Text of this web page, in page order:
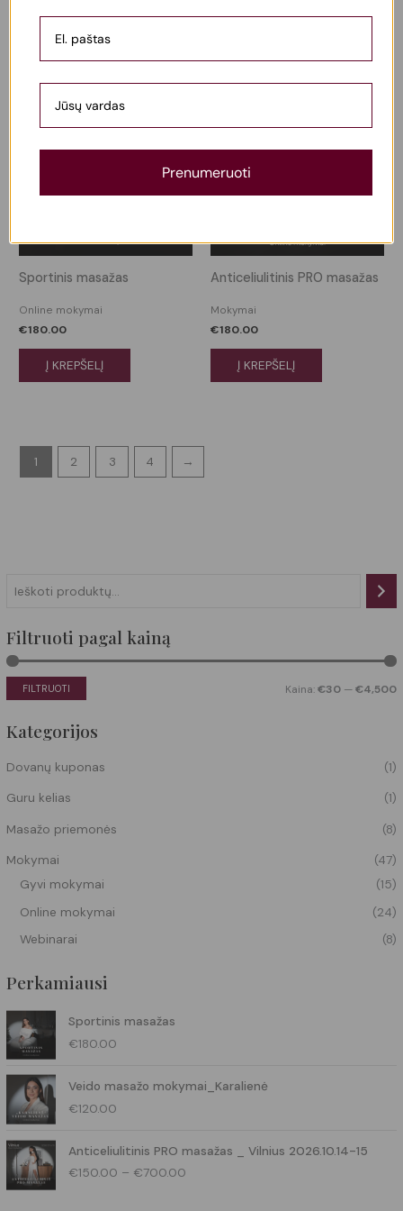
Filtruoti pagal kainą
FILTRUOTI Kaina:€30—€4,500
Kategorijos
Dovanų kuponas
(1)
Guru kelias
(1)
Masažo priemonės
(8)
Mokymai
(47)
Gyvi mokymai
(15)
Online mokymai
(24)
Webinarai
(8)
Perkamiausi
Sportinis masažas
€180.00
Veido masažo mokymai_Karalienė
€120.00
Anticeliulitinis PRO masažas _ Vilnius 2026.10.14-15
€150.00 – €700.00
r
i
Į KREPŠELĮ
Sportinis masažas
Online mokymai
€180.00
Į KREPŠELĮ
Anticeliulitinis PRO masažas
Mokymai
€180.00
Į KREPŠELĮ
1 2 3 4 →
Prenumeruoti